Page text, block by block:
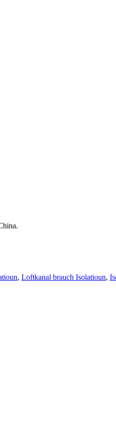
, Loftkanal brauch Isolatioun,